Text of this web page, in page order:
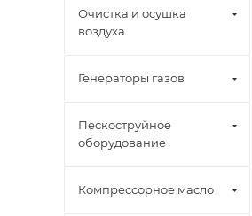
Очистка и осушка
воздуха
Генераторы газов
Пескоструйное
оборудование
Компрессорное масло